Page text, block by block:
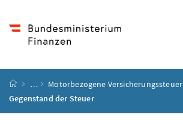
Startseite
…
Motorbezogene Versicherungssteuer
Gegenstand der Steuer